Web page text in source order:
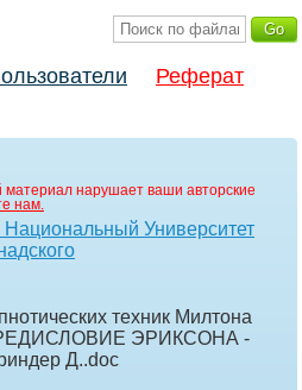
Реферат
материал нарушает ваши авторские
нам.
Национальный Университет
техник Милтона
ЭРИКСОНА -
Д..doc